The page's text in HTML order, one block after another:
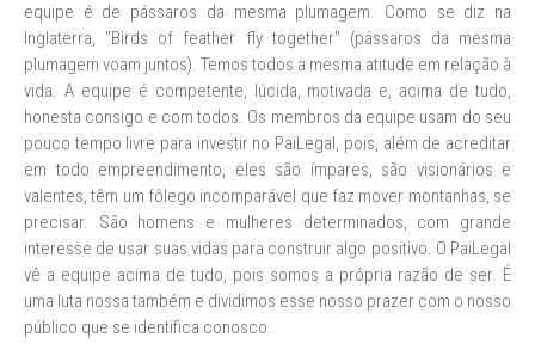
equipe é de pássaros da mesma plumagem. Como se diz na
Inglaterra, "Birds of feather fly together" (pássaros da mesma
plumagem voam juntos). Temos todos a mesma atitude em relação à
vida. A equipe é competente, lúcida, motivada e, acima de tudo,
honesta consigo e com todos. Os membros da equipe usam do seu
pouco tempo livre para investir no PaiLegal, pois, além de acreditar
em todo empreendimento, eles são ímpares, são visionários e
valentes, têm um fôlego incomparável que faz mover montanhas, se
precisar. São homens e mulheres determinados, com grande
interesse de usar suas vidas para construir algo positivo. O PaiLegal
vê a equipe acima de tudo, pois somos a própria razão de ser. É
uma luta nossa também e dividimos esse nosso prazer com o nosso
público que se identifica conosco.